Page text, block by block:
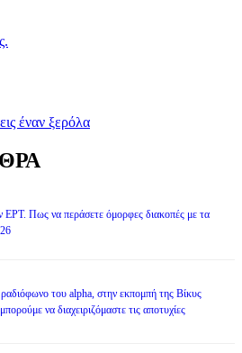
έναν ξερόλα
Πως να περάσετε όμορφες διακοπές με τα
του alpha, στην εκπομπή της Βίκυς
να διαχειριζόμαστε τις αποτυχίες